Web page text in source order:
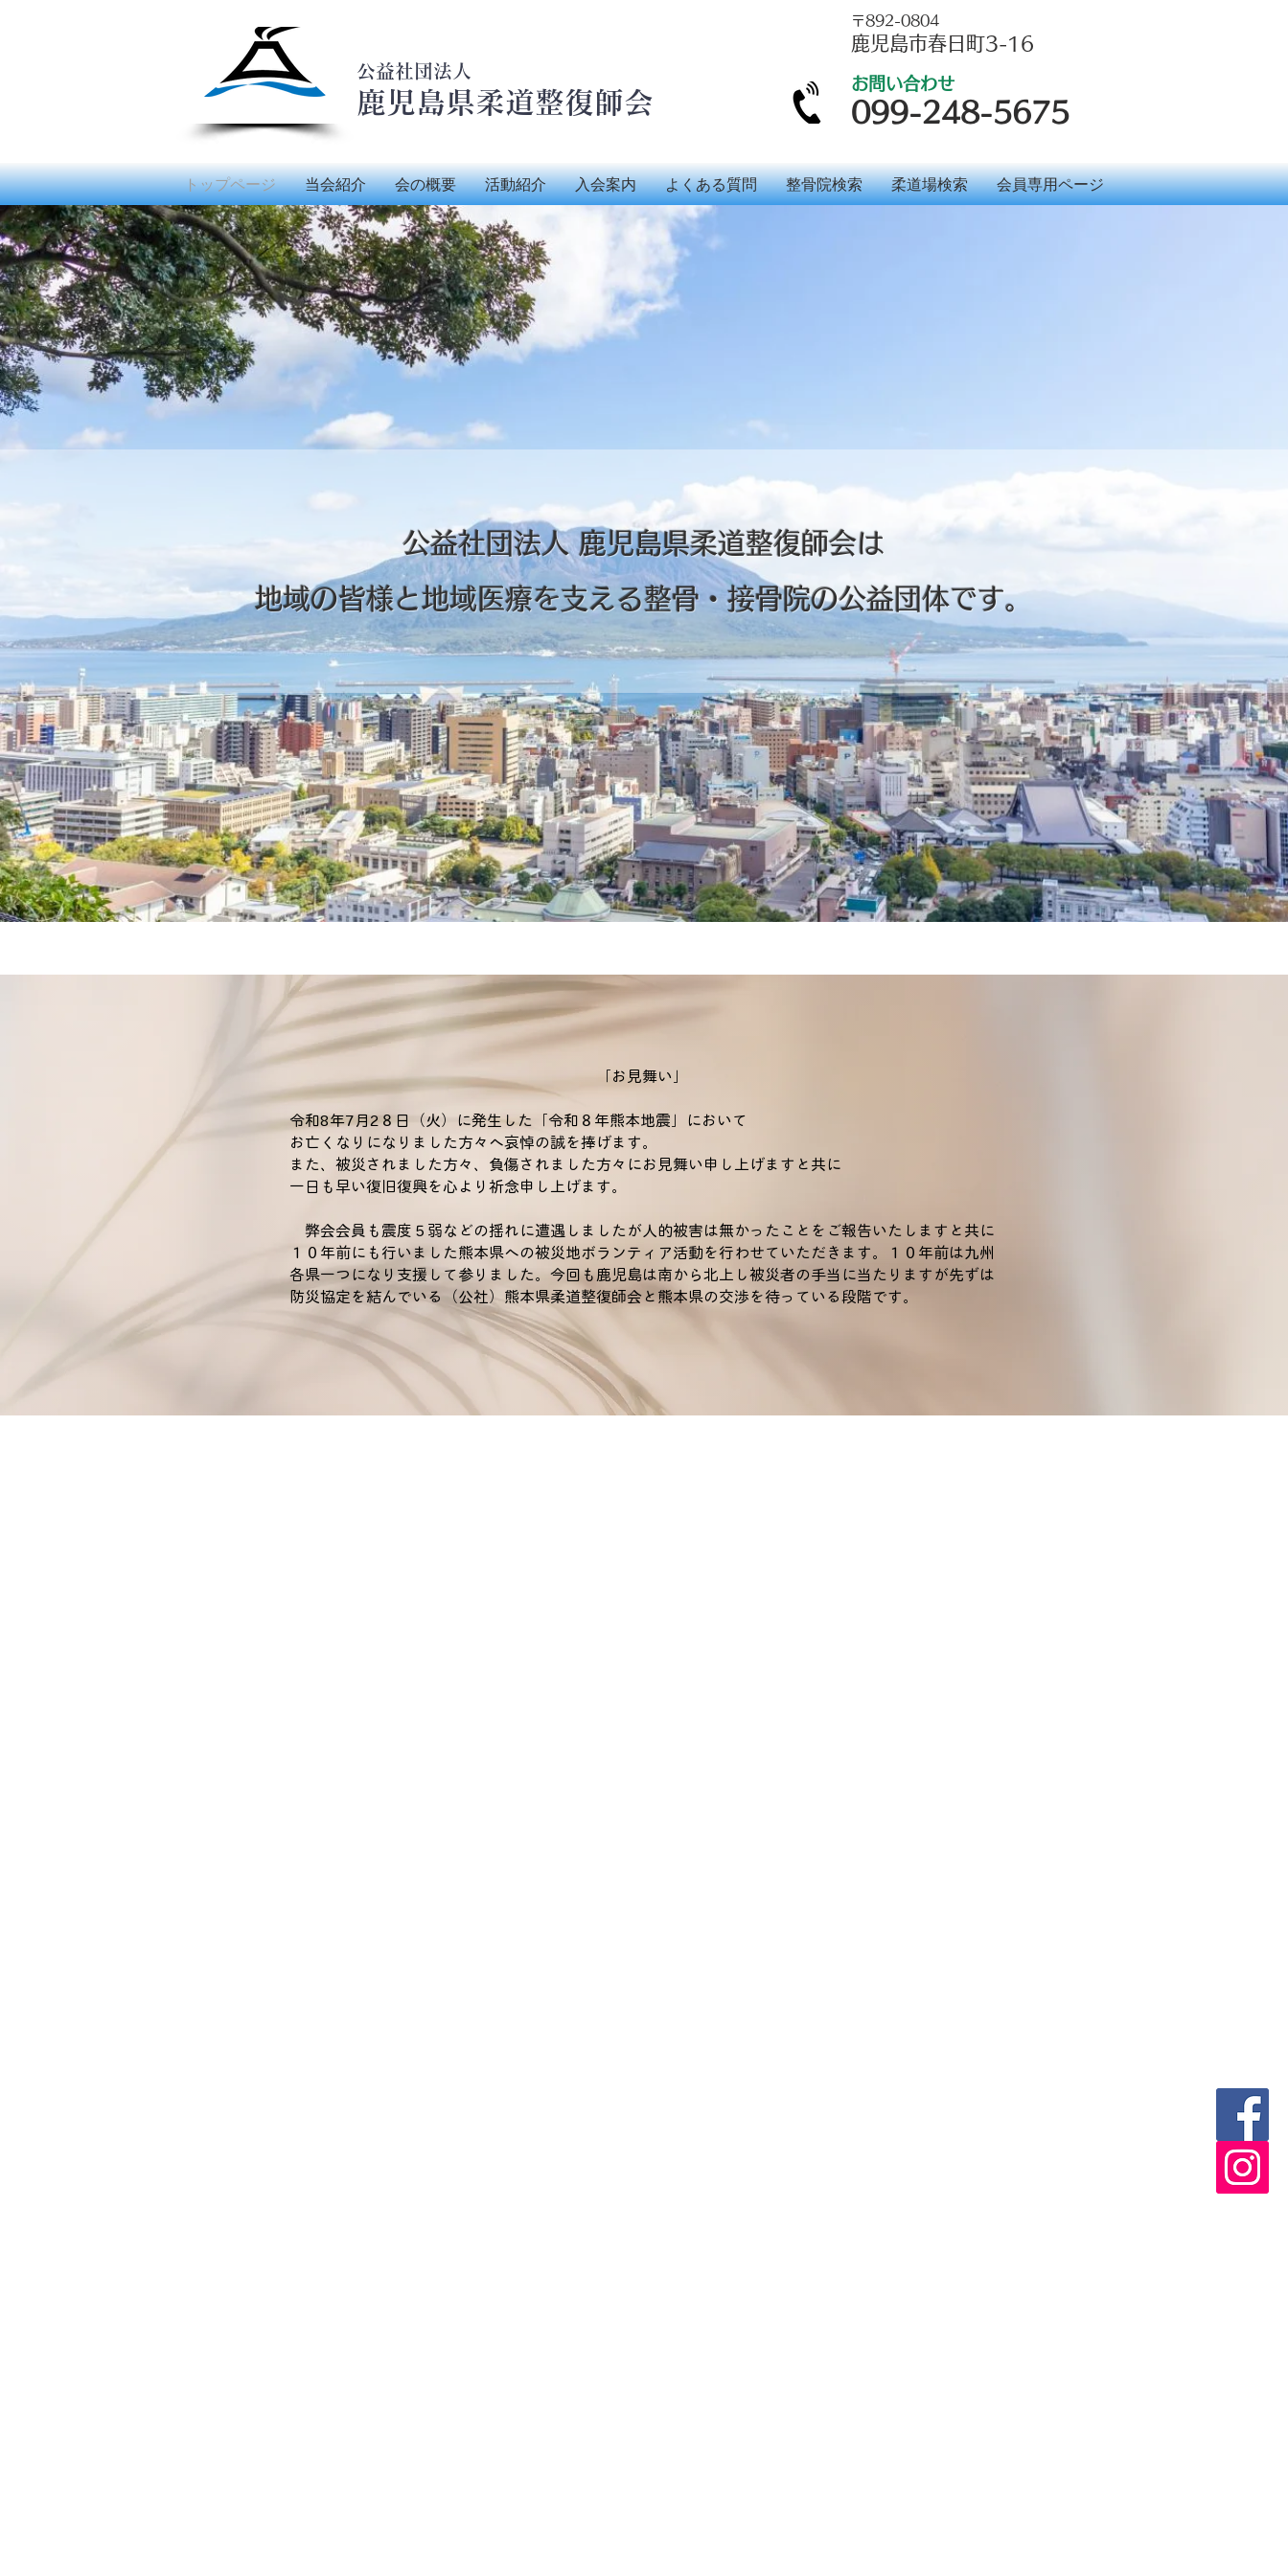
公益社団法人
鹿児島県柔道整復師会
〒892-0804
鹿児島市春日町3-16
お問い合わせ
099-248-5675
トップページ 当会紹介 会の概要 活動紹介 入会案内 よくある質問 整骨院検索 柔道場検索 会員専用ページ
公益社団法人 鹿児島県柔道整復師会は
地域の皆様と地域医療を支える整骨・接骨院の公益団体です。
「お見舞い」
令和8年7月2８日（火）に発生した「令和８年熊本地震」において
お亡くなりになりました方々へ哀悼の誠を捧げます。
また、被災されました方々、負傷されました方々にお見舞い申し上げますと共に
一日も早い復旧復興を心より祈念申し上げます。
弊会会員も震度５弱などの揺れに遭遇しましたが人的被害は無かったことをご報告いたしますと共に
１０年前にも行いました熊本県への被災地ボランティア活動を行わせていただきます。１０年前は九州
各県一つになり支援して参りました。今回も鹿児島は南から北上し被災者の手当に当たりますが先ずは
防災協定を結んでいる（公社）熊本県柔道整復師会と熊本県の交渉を待っている段階です。